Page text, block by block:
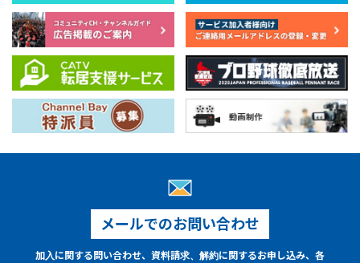
メールでのお問い合わせ
加入に関する問い合わせ、資料請求、解約に関するお申し込み、各